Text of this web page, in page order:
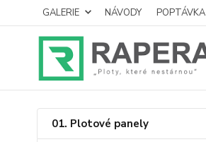
GALERIE NÁVODY POPTÁVKA
01. Plotové panely